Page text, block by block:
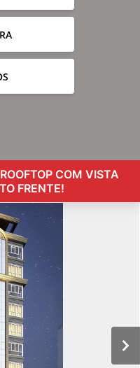
COM VISTA
FRENTE!